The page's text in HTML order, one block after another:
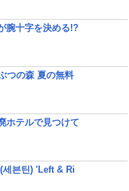
腕十字を決める!?
つの森 夏の無料
ホテルで見つけて
세븐틴) 'Left & Ri